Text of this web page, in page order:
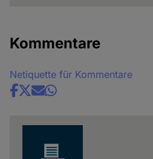
Kommentare
Netiquette für Kommentare
Share